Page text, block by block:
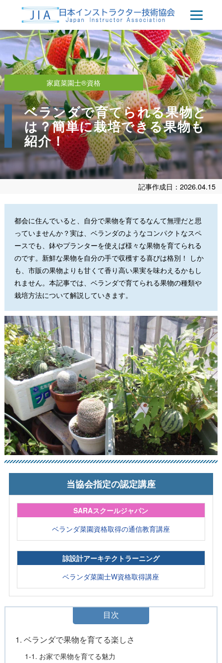
家庭菜園士®資格
ベランダで育てられる果物と
は？簡単に栽培できる果物も
紹介！
記事作成日：2026.04.15
都会に住んでいると、自分で果物を育てるなんて無理だと思
っていませんか？実は、ベランダのようなコンパクトなスペ
ースでも、鉢やプランターを使えば様々な果物を育てられる
のです。新鮮な果物を自分の手で収穫する喜びは格別！ しか
も、市販の果物よりも甘くて香り高い果実を味わえるかもし
れません。本記事では、ベランダで育てられる果物の種類や
栽培方法について解説していきます。
当協会指定の認定講座
SARAスクールジャパン
ベランダ菜園資格取得の通信教育講座
諒設計アーキテクトラーニング
ベランダ菜園士W資格取得講座
目次
1. ベランダで果物を育てる楽しさ
1-1. お家で果物を育てる魅力